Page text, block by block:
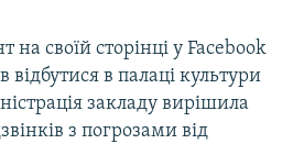
своїй сторінці у Facebook
в палаці культури
закладу вирішила
з погрозами від